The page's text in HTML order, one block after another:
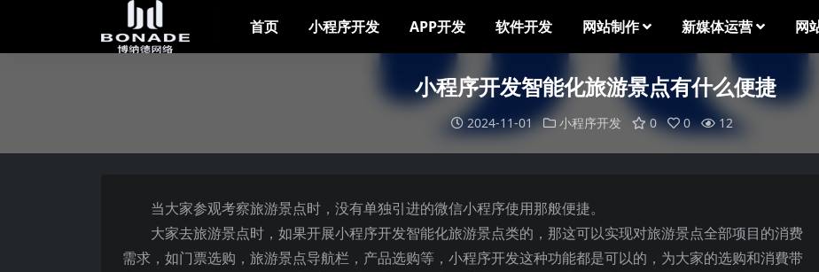
首页 小程序开发 APP开发 软件开发 网站制作 新媒体运营 网
小程序开发智能化旅游景点有什么便捷
2024-11-01 小程序开发 0 0 12
当大家参观考察旅游景点时，没有单独引进的微信小程序使用那般便捷。
大家去旅游景点时，如果开展小程序开发智能化旅游景点类的，那这可以实现对旅游景点全部项目的消费
需求，如门票选购，旅游景点导航栏，产品选购等，小程序开发这种功能都是可以的，为大家的选购和消費带